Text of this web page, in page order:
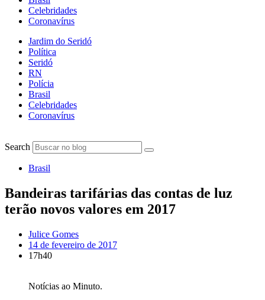
Celebridades
Coronavírus
Jardim do Seridó
Política
Seridó
RN
Polícia
Brasil
Celebridades
Coronavírus
Search
Brasil
Bandeiras tarifárias das contas de luz
terão novos valores em 2017
Julice Gomes
14 de fevereiro de 2017
17h40
Notícias ao Minuto.